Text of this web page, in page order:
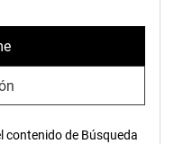
contenido de Búsqueda